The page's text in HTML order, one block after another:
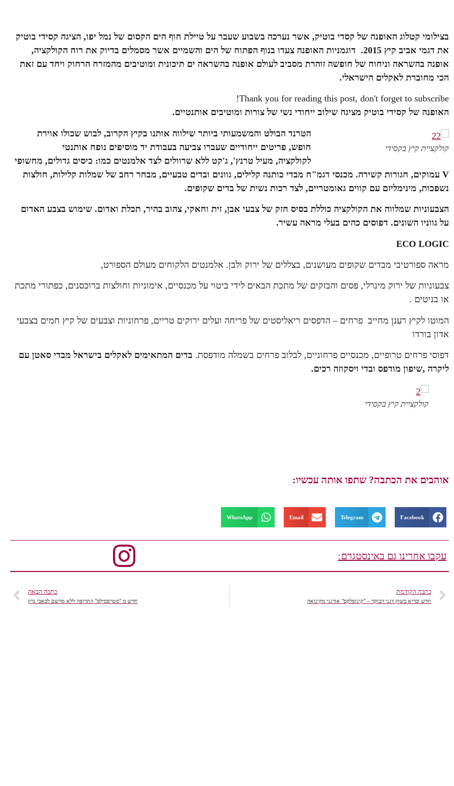
בצילומי קטלוג האופנה של קסדי בוטיק, אשר נערכה בשבוע שעבר על טיילת חוף הים הקסום של נמל יפו, הציגה קסידי בוטיק
את דגמי אביב קיץ 2015. דוגמניות האופנה צעדו בנוף הפתוח של הים והשמיים אשר מסמלים בדיוק את רוח הקולקציה,
אופנה בהשראה וניחוח של חופשה זוהרת מסביב לעולם אופנה בהשראה ים תיכונית ומוטיבים מהמזרח הרחוק ויחד עם זאת
הכי מחוברת לאקלים הישראלי.
Thank you for reading this post, don't forget to subscribe!
האופנה של קסידי בוטיק מציגה שילוב ייחודי נשי של צורות ומוטיבים אותנטיים.
קולקציית קיץ בקסידי
הטרנד הבולט והמשמעותי ביותר שילווה אותנו בקיץ הקרוב, לבוש שכולו אוירת
חופש, פריטים ייחודיים שעברו צביעה בעבודת יד מוסיפים נופח אותנטי
לקולקציה, מעיל טרנץ', ג'קט ללא שרוולים לצד אלמנטים כמו: כיסים גדולים, מחשופי
V עמוקים, חגורות קשירה. מכנסי דגמ"ח מבדי כותנה קלילים, גוונים ובדים טבעיים, מבחר רחב של שמלות קלילות, חולצות
נשפכות, מינימליזם עם קווים גאומטריים, לצד רכות נשית של בדים שקופים.
הצבעוניות שמלווה את הקולקציה כוללת בסיס חזק של צבעי אבן, זית וחאקי, צהוב בהיר, תכלת ואדום. שימוש בצבע האדום
על גווניו השונים. דפוסים כהים בעלי מראה עשיר.
ECO LOGIC
מראה ספורטיבי מבדים שקופים מעושנים, בצללים של ירוק ולבן. אלמנטים הלקוחים מעולם הספורט,
צבעוניות של ירוק מינרלי, פסים והבזקים של מתכת הבאים לידי ביטוי על מכנסיים, אימוניות וחולצות ברוכסנים, כפתורי מתכת
או בניטים .
המוטו לקיץ רענן מחייב פרחים – הדפסים ריאליסטים של פריחה ועלים ירוקים טריים, פרחוניות וצבעים של קיץ חמים בצבעי
אדון בורדו
דפוסי פרחים טרופיים, מכנסיים פרחוניים, לבלוב פרחים בשמלה מודפסת. בדים המתאימים לאקלים בישראל מבדי סאטן עם
ליקרה ,שיפון מודפס ובדי ויסקוזה רכים.
קולקציית קיץ בקסידי
אוהבים את הכתבה? שתפו אותה עכשיו:
Facebook
Telegram
Email
WhatsApp
עקבו אחרינו גם באינסטגרם:
כתבה הקודמת
חדש ובריא בשוק דגני הבוקר – "קינופלקס" אורגני מקינואה
כתבה הבאה
חדש מ "סטרפסילס" התרופה ללא מרשם לכאבי גרון